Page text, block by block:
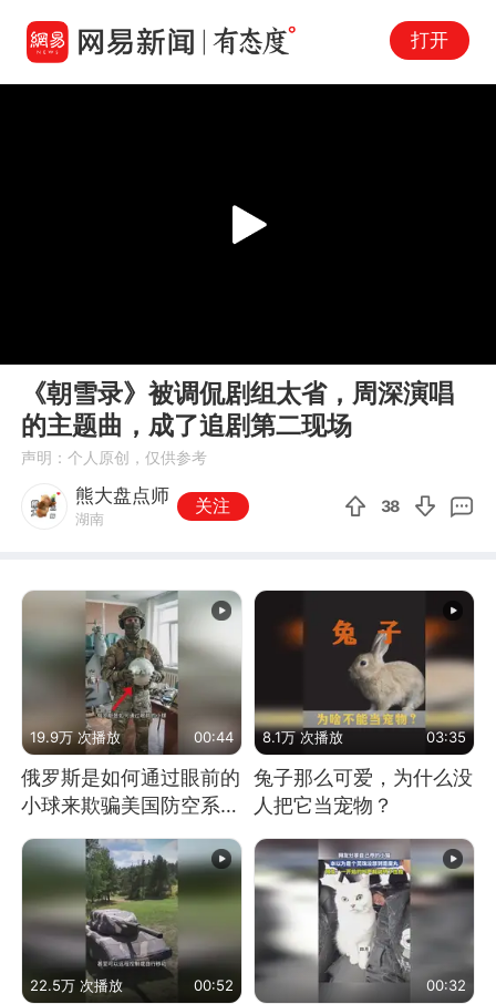
打开
Play
《朝雪录》被调侃剧组太省，周深演唱
的主题曲，成了追剧第二现场
声明：个人原创，仅供参考
熊大盘点师
湖南
关注 38
19.9万 次播放 00:44
俄罗斯是如何通过眼前的
小球来欺骗美国防空系统
8.1万 次播放 03:35
兔子那么可爱，为什么没
人把它当宠物？
22.5万 次播放 00:52 00:32